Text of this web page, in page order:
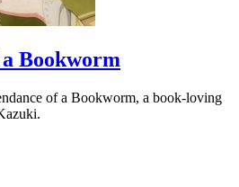
Bookworm
of a Bookworm, a book-loving